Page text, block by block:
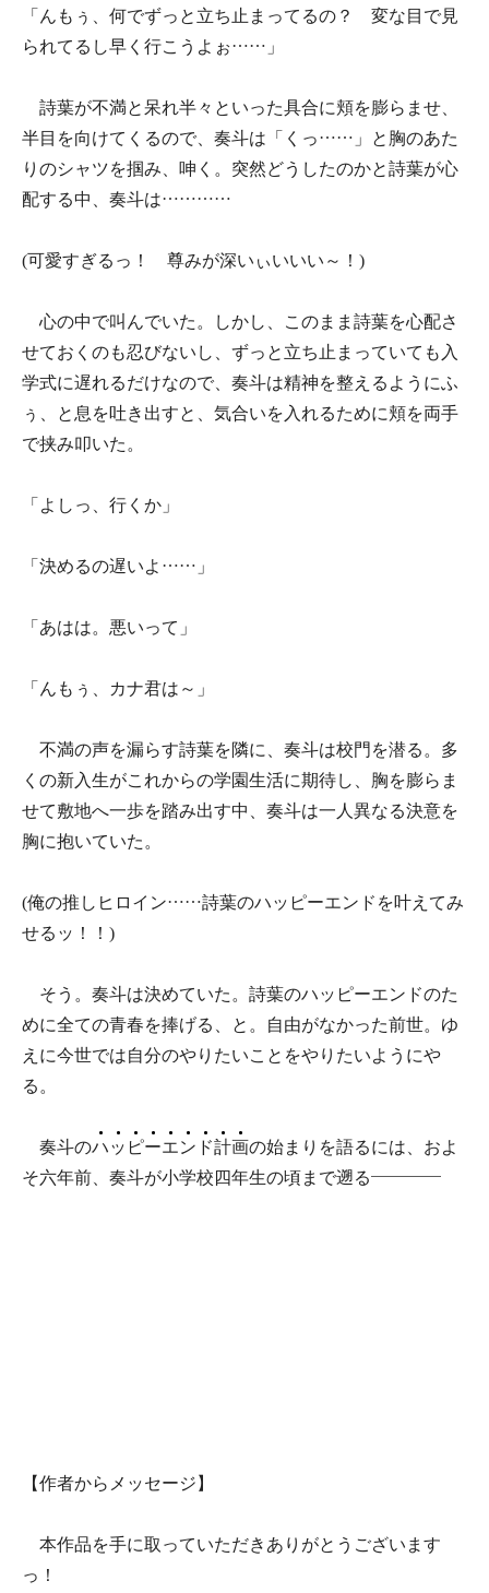
「んもぅ、何でずっと立ち止まってるの？ 変な目で見
られてるし早く行こうよぉ……」
詩葉が不満と呆れ半々といった具合に頬を膨らませ、
半目を向けてくるので、奏斗は「くっ……」と胸のあた
りのシャツを掴み、呻く。突然どうしたのかと詩葉が心
配する中、奏斗は…………
(可愛すぎるっ！ 尊みが深いぃいいい～！)
心の中で叫んでいた。しかし、このまま詩葉を心配さ
せておくのも忍びないし、ずっと立ち止まっていても入
学式に遅れるだけなので、奏斗は精神を整えるようにふ
ぅ、と息を吐き出すと、気合いを入れるために頬を両手
で挟み叩いた。
「よしっ、行くか」
「決めるの遅いよ……」
「あはは。悪いって」
「んもぅ、カナ君は～」
不満の声を漏らす詩葉を隣に、奏斗は校門を潜る。多
くの新入生がこれからの学園生活に期待し、胸を膨らま
せて敷地へ一歩を踏み出す中、奏斗は一人異なる決意を
胸に抱いていた。
(俺の推しヒロイン……詩葉のハッピーエンドを叶えてみ
せるッ！！)
そう。奏斗は決めていた。詩葉のハッピーエンドのた
めに全ての青春を捧げる、と。自由がなかった前世。ゆ
えに今世では自分のやりたいことをやりたいようにや
る。
奏斗のハッ ピーエン ド計画の始まりを語るには、およ
そ六年前、奏斗が小学校四年生の頃まで遡る――――
【作者からメッセージ】
本作品を手に取っていただきありがとうございます
っ！